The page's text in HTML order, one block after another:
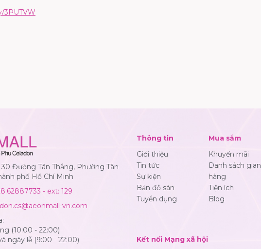
3PUTVW
Đường Tân Thắng, Phường Tân
phố Hồ Chí Minh
- ext: 129
vn.com
(10:00 - 22:00)
ngày lễ (9:00 - 22:00)
Thông tin
Giới thiệu
Tin tức
Sự kiện
Bản đồ sàn
Tuyển dụng
Mua sắm
Khuyến mãi
Danh sách gian
hàng
Tiện ích
Blog
Kết nối Mạng xã hội